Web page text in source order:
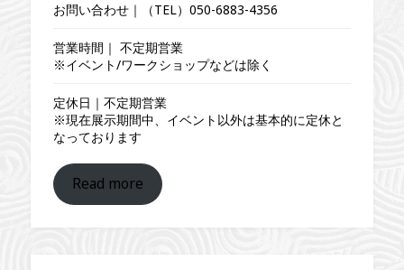
お問い合わせ｜（TEL） 050-6883-4356
営業時間｜ 不定期営業
※イベント/ワークショップなどは除く
定休日｜不定期営業
※現在展示期間中、イベント以外は基本的に定休と
なっております
Read more